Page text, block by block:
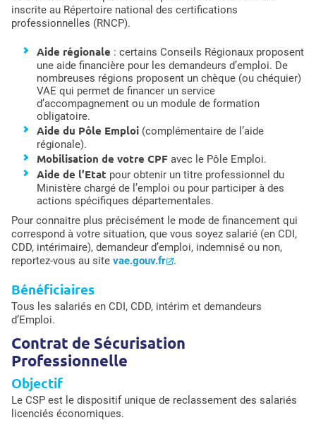
inscrite au Répertoire national des certifications
professionnelles (RNCP).
Aide régionale : certains Conseils Régionaux proposent
une aide financière pour les demandeurs d’emploi. De
nombreuses régions proposent un chèque (ou chéquier)
VAE qui permet de financer un service
d’accompagnement ou un module de formation
obligatoire.
Aide du Pôle Emploi (complémentaire de l’aide
régionale).
Mobilisation de votre CPF avec le Pôle Emploi.
Aide de l’Etat pour obtenir un titre professionnel du
Ministère chargé de l’emploi ou pour participer à des
actions spécifiques départementales.
Pour connaitre plus précisément le mode de financement qui
correspond à votre situation, que vous soyez salarié (en CDI,
CDD, intérimaire), demandeur d’emploi, indemnisé ou non,
reportez-vous au site vae.gouv.fr .
Bénéficiaires
Tous les salariés en CDI, CDD, intérim et demandeurs
d’Emploi.
Contrat de Sécurisation
Professionnelle
Objectif
Le CSP est le dispositif unique de reclassement des salariés
licenciés économiques.